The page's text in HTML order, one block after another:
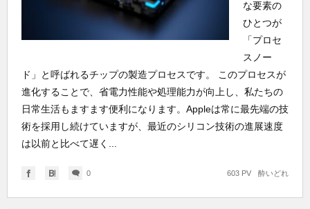
な要素の
ひとつが
「プロセ
スノー
ド」と呼ばれるチップの製造プロセスです。 このプロセスが
進化することで、省電力性能や処理能力が向上し、私たちの
日常生活もますます便利になります。Appleは常に最先端の技
術を採用し続けていますが、最近のシリコン技術の進展速度
は以前と比べて遅く...
0 酔いどれ
603 PV